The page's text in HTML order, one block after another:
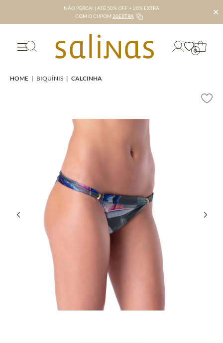
NÃO PERCA! | ATÉ 50% OFF + 20% EXTRA
COM O CUPOM 20EXTRA ✕
0
HOME | BIQUÍNIS | CALCINHA